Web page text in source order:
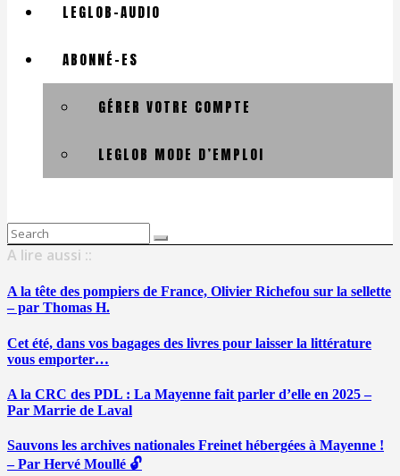
LEGLOB-AUDIO
ABONNÉ-ES
GÉRER VOTRE COMPTE
LEGLOB MODE D’EMPLOI
Search
for:
A lire aussi ::
A la tête des pompiers de France, Olivier Richefou sur la sellette
– par Thomas H.
Cet été, dans vos bagages des livres pour laisser la littérature
vous emporter…
A la CRC des PDL : La Mayenne fait parler d’elle en 2025 –
Par Marrie de Laval
Sauvons les archives nationales Freinet hébergées à Mayenne !
– Par Hervé Moullé 🔓